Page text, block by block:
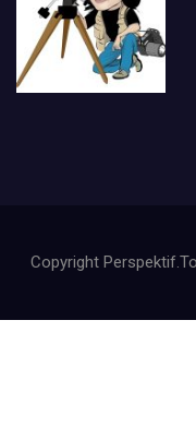
Copyright